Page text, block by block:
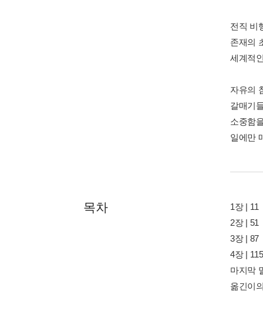
전직 비
존재의
세계적
자유의
갈매기
소중함
일에만
목차
1장 | 11
2장 | 51
3장 | 87
4장 | 115
마지막
옮긴이